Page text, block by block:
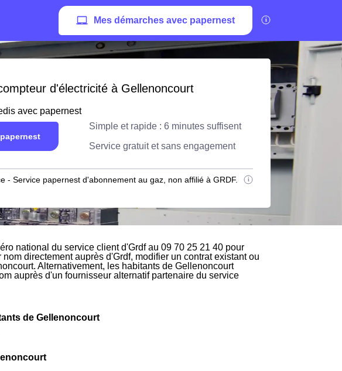
Mes démarches avec papernest
d'électricité à Gellenoncourt
avec papernest
Simple et rapide : 6 minutes suffisent
Service gratuit et sans engagement
- Service papernest d'abonnement au gaz, non affilié à GRDF.
national du service client d'Grdf au 09 70 25 21 40 pour
directement auprès d'Grdf, modifier un contrat existant ou
Alternativement, les habitants de Gellenoncourt
auprès d'un fournisseur alternatif partenaire du service
de Gellenoncourt